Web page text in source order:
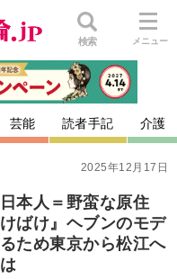
検索 メニュー
芸能 読者手記 介護
2025年12月17日
本人＝野蛮な原住
ばけ』ヘブンのモデ
ため東京から松江へ